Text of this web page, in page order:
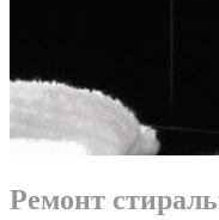
Ремонт